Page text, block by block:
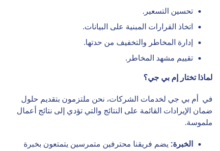
تحسين التسعير.
اتخاذ القرارات المبنية على البيانات.
إدارة المخاطر والتخفيف من حدتها.
تقييم مشهد المخاطر.
لماذا تختار إم بي جي؟
في أم بي جي لخدمات الشركات، نحن ملتزمون بتقديم حلول
ضمان الإيرادات القائمة على النتائج والتي تؤدي إلى نتائج أعمال
ملموسة.
الخبرة: يضم فريقنا محترفين متمرسين يتمتعون بخبرة